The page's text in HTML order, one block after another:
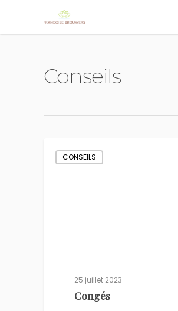
Conseils
CONSEILS
25 juillet 2023
Congés